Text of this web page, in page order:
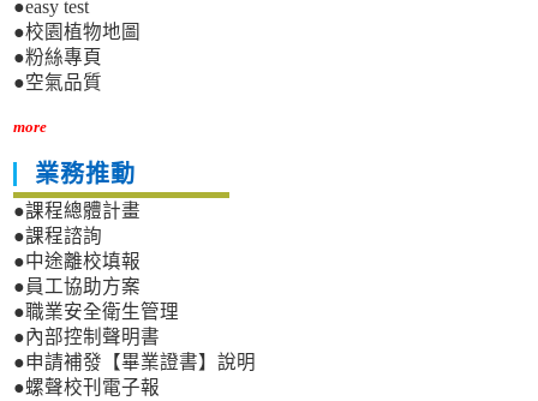
●easy test
●校園植物地圖
●粉絲專頁
●空氣品質
more
業務推動
●課程總體計畫
●課程諮詢
●中途離校填報
●員工協助方案
●職業安全衛生管理
●內部控制聲明書
●申請補發【畢業證書】說明
●螺聲校刊電子報